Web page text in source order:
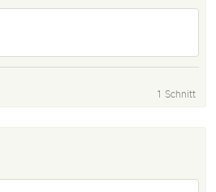
1 Schnitt